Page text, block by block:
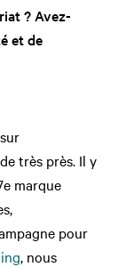
? Avez-
et de
très près. Il y
marque
, nous